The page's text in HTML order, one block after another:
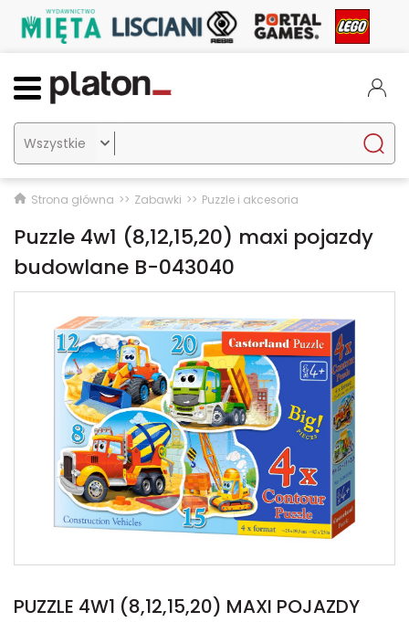

Strona główna Zabawki Puzzle i akcesoria
Puzzle 4w1 (8,12,15,20) maxi pojazdy
budowlane B-043040
PUZZLE 4W1 (8,12,15,20) MAXI POJAZDY